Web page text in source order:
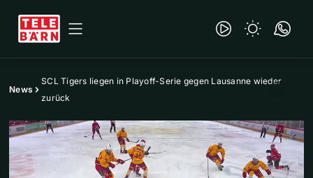
News
SCL Tigers liegen in Playoff-Serie gegen Lausanne wieder
zurück